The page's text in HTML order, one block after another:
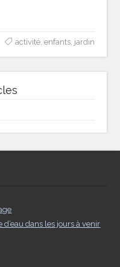
activité, enfants, jardin
dans les jours à venir